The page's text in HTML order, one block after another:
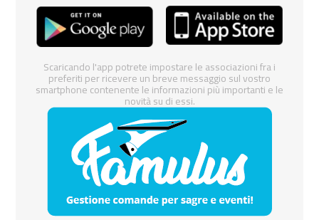
Scaricando l'app potrete impostare le associazioni fra i
preferiti per ricevere un breve messaggio sul vostro
smartphone contenente le informazioni più importanti e le
novità su di essi.